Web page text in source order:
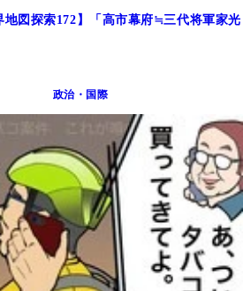
地図探索172】「高市幕府≒三代将軍家光
政治・国際